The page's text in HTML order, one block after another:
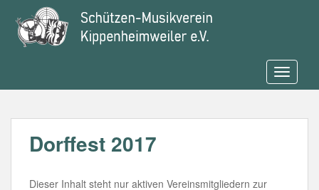
o
Dorffest 2017
Dieser Inhalt steht nur aktiven Vereinsmitgliedern zur